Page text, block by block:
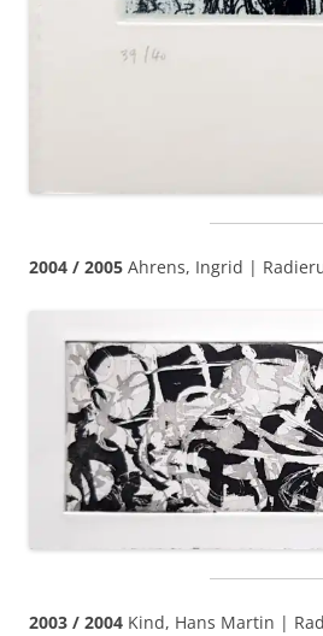
2004 / 2005 Ahrens, Ingrid |
2003 / 2004 Kind, Hans Martin |